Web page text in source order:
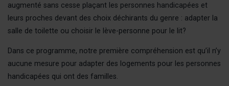
augmenté sans cesse plaçant les personnes handicapées et
leurs proches devant des choix déchirants du genre : adapter la
salle de toilette ou choisir le lève-personne pour le lit?
Dans ce programme, notre première compréhension est qu’il n’y
aucune mesure pour adapter des logements pour les personnes
handicapées qui ont des familles.